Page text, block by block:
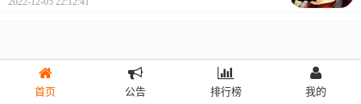
首页 公告 排行榜 我的